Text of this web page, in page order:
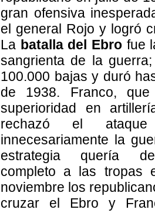
gran ofensiva
el general Rojo y logró
La batalla del Ebrofue
sangrienta de la
100.000 bajas y duró
de 1938. Franco,
superioridad en
rechazó el
innecesariamente la
estrategia quería
completo a las tropas
noviembre los
cruzar el Ebro y